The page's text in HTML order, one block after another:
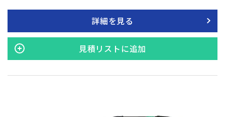
詳細を見る
見積リストに追加